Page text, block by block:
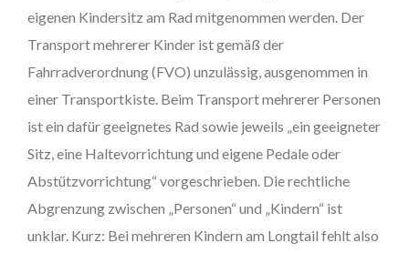
eigenen Kindersitz am Rad mitgenommen werden. Der
Transport mehrerer Kinder ist gemäß der
Fahrradverordnung (FVO) unzulässig, ausgenommen in
einer Transportkiste. Beim Transport mehrerer Personen
ist ein dafür geeignetes Rad sowie jeweils „ein geeigneter
Sitz, eine Haltevorrichtung und eigene Pedale oder
Abstützvorrichtung“ vorgeschrieben. Die rechtliche
Abgrenzung zwischen „Personen“ und „Kindern“ ist
unklar. Kurz: Bei mehreren Kindern am Longtail fehlt also